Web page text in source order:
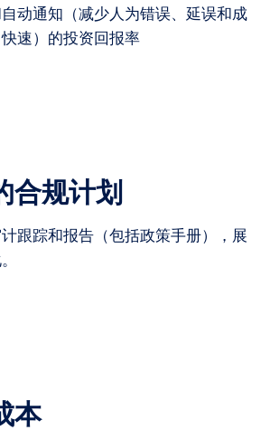
动通知（减少人为错误、延误和成
速）的投资回报率
合规计划
跟踪和报告 （包括政策手册）
，展
。
本